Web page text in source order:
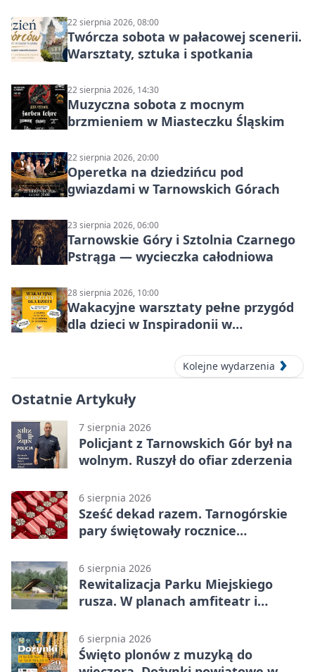
22 sierpnia 2026, 08:00
Twórcza sobota w pałacowej scenerii.
Warsztaty, sztuka i spotkania
22 sierpnia 2026, 14:30
Muzyczna sobota z mocnym
brzmieniem w Miasteczku Śląskim
22 sierpnia 2026, 20:00
Operetka na dziedzińcu pod
gwiazdami w Tarnowskich Górach
23 sierpnia 2026, 06:00
Tarnowskie Góry i Sztolnia Czarnego
Pstrąga — wycieczka całodniowa
28 sierpnia 2026, 10:00
Wakacyjne warsztaty pełne przygód
dla dzieci w Inspiradonii w
Kolejne wydarzenia
Ostatnie Artykuły
7 sierpnia 2026
Policjant z Tarnowskich Gór był na
wolnym. Ruszył do ofiar zderzenia
6 sierpnia 2026
Sześć dekad razem. Tarnogórskie
pary świętowały rocznice
6 sierpnia 2026
Rewitalizacja Parku Miejskiego
rusza. W planach amfiteatr i
6 sierpnia 2026
Święto plonów z muzyką do